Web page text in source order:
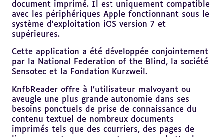
document imprimé. Il est uniquement compatible
avec les périphériques Apple fonctionnant sous le
système d’exploitation iOS version 7 et
supérieures.
Cette application a été développée conjointement
par la National Federation of the Blind, la société
Sensotec et la Fondation Kurzweil.
KnfbReader offre à l’utilisateur malvoyant ou
aveugle une plus grande autonomie dans ses
besoins ponctuels de prise de connaissance du
contenu textuel de nombreux documents
imprimés tels que des courriers, des pages de